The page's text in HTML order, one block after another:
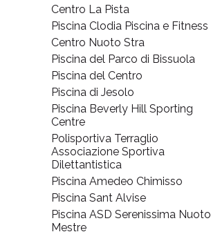
Centro La Pista
Piscina Clodia Piscina e Fitness
Centro Nuoto Stra
Piscina del Parco di Bissuola
Piscina del Centro
Piscina di Jesolo
Piscina Beverly Hill Sporting
Centre
Polisportiva Terraglio
Associazione Sportiva
Dilettantistica
Piscina Amedeo Chimisso
Piscina Sant Alvise
Piscina ASD Serenissima Nuoto
Mestre